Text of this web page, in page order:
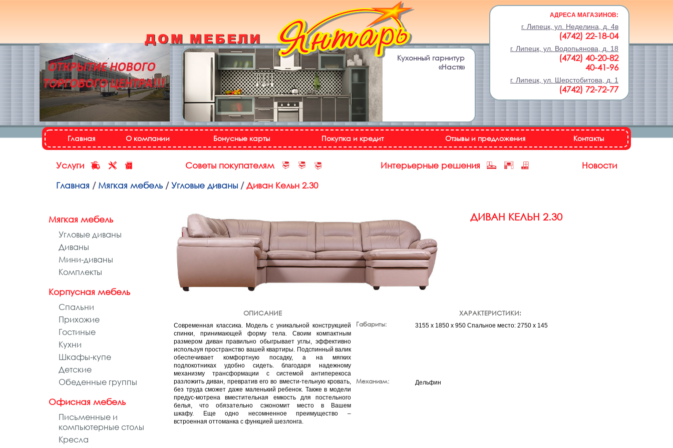
Кухонный гарнитур
«Настя»
Кухонный гарнитур
«Настя»
Назад
АДРЕСА МАГАЗИНОВ:
г. Липецк, ул. Неделина, д. 4в
(4742) 22-18-04
г. Липецк, ул. Водопьянова, д. 18
(4742) 40-20-82
40-41-96
г. Липецк, ул. Шерстобитова, д. 1
(4742) 72-72-77
Главная О компании Бонусные карты Покупка и кредит Отзывы и предложения Контакты
Услуги Советы покупателям Интерьерные решения
Новости
Главная / Мягкая мебель /Угловые диваны /Диван Кельн 2.30
ДИВАН КЕЛЬН 2.30
ОПИСАНИЕ ХАРАКТЕРИСТИКИ:
Современная классика. Модель с уникальной конструкцией
спинки, принимающей форму тела. Своим компактным
размером диван правильно обыгрывает углы, эффективно
используя пространство вашей квартиры. Подспинный валик
обеспечивает комфортную посадку, а на мягких
подлокотниках удобно сидеть. благодаря надежному
механизму трансформации с системой антиперекоса
разложить диван, превратив его во вмести-тельную кровать,
без труда сможет даже маленький ребенок. Также в модели
предус-мотрена вместительная емкость для постельного
белья, что обязательно сэкономит место в Вашем
шкафу. Еще одно несомненное преимущество –
встроенная оттоманка с функцией шезлонга.
Габариты: 3155 х 1850 х 950 Спальное место: 2750 х 145
Механизм: Дельфин
Мягкая мебель
Угловые диваны
Диваны
Мини-диваны
Комплекты
Корпусная мебель
Спальни
Прихожие
Гостиные
Кухни
Шкафы-купе
Детские
Обеденные группы
Офисная мебель
Письменные и
компьютерные столы
Кресла